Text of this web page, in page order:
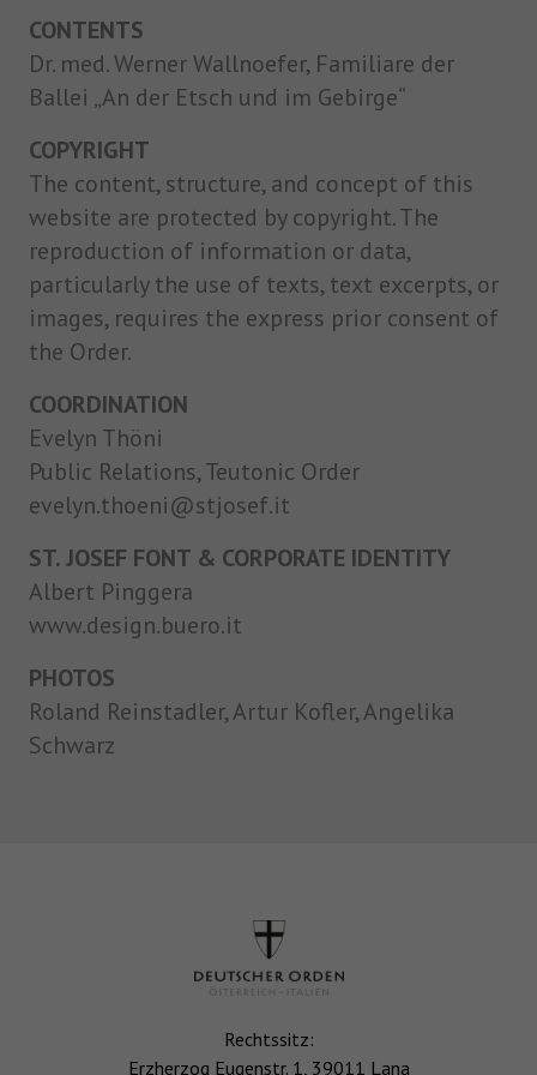
CONTENTS
Dr. med. Werner Wallnoefer, Familiare der
Ballei „An der Etsch und im Gebirge“
COPYRIGHT
The content, structure, and concept of this
website are protected by copyright. The
reproduction of information or data,
particularly the use of texts, text excerpts, or
images, requires the express prior consent of
the Order.
COORDINATION
Evelyn Thöni
Public Relations, Teutonic Order
evelyn.thoeni@stjosef.it
ST. JOSEF FONT & CORPORATE IDENTITY
Albert Pinggera
www.design.buero.it
PHOTOS
Roland Reinstadler, Artur Kofler, Angelika
Schwarz
Rechtssitz:
Erzherzog Eugenstr. 1, 39011 Lana